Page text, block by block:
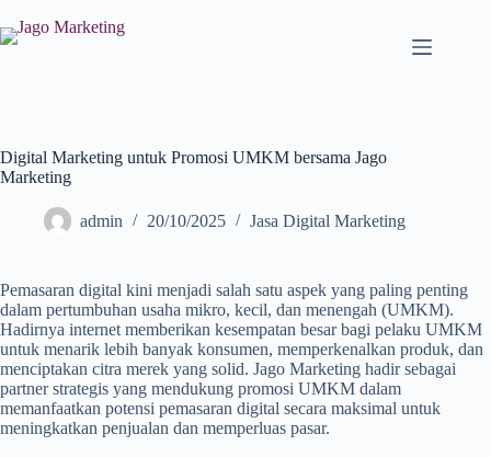
Digital Marketing untuk Promosi UMKM bersama Jago
Marketing
admin 20/10/2025 Jasa Digital Marketing
Pemasaran digital kini menjadi salah satu aspek yang paling penting
dalam pertumbuhan usaha mikro, kecil, dan menengah (UMKM).
Hadirnya internet memberikan kesempatan besar bagi pelaku UMKM
untuk menarik lebih banyak konsumen, memperkenalkan produk, dan
menciptakan citra merek yang solid. Jago Marketing hadir sebagai
partner strategis yang mendukung promosi UMKM dalam
memanfaatkan potensi pemasaran digital secara maksimal untuk
meningkatkan penjualan dan memperluas pasar.